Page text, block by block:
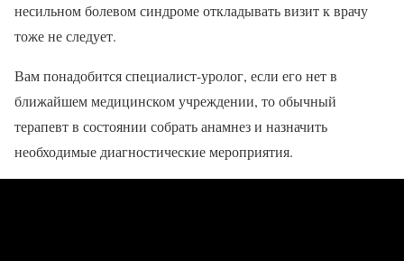
несильном болевом синдроме откладывать визит к врачу
тоже не следует.
Вам понадобится специалист-уролог, если его нет в
ближайшем медицинском учреждении, то обычный
терапевт в состоянии собрать анамнез и назначить
необходимые диагностические мероприятия.